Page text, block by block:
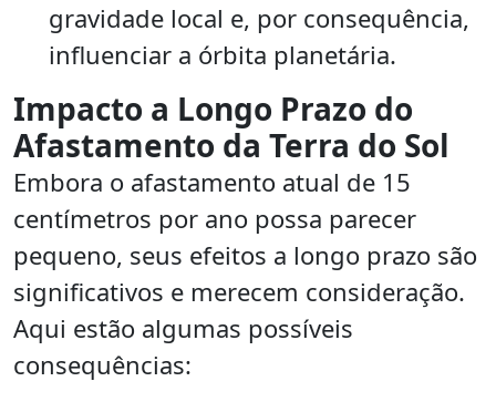
gravidade local e, por consequência,
influenciar a órbita planetária.
Impacto a Longo Prazo do
Afastamento da Terra do Sol
Embora o afastamento atual de 15
centímetros por ano possa parecer
pequeno, seus efeitos a longo prazo são
significativos e merecem consideração.
Aqui estão algumas possíveis
consequências: